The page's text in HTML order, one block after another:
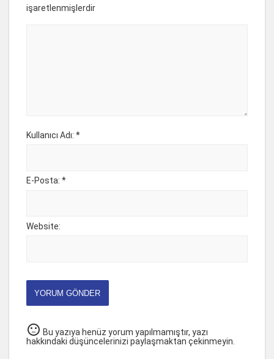
işaretlenmişlerdir
Kullanıcı Adı: *
E-Posta: *
Website:
YORUM GÖNDER
sentiment_neutral Bu yazıya henüz yorum yapılmamıştır, yazı
hakkındaki düşüncelerinizi paylaşmaktan çekinmeyin.